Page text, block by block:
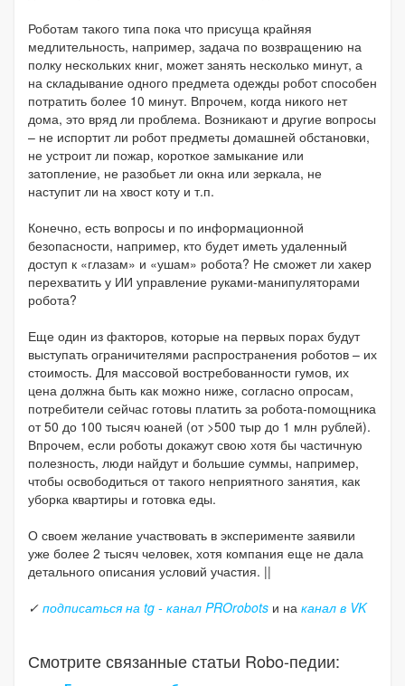
Роботам такого типа пока что присуща крайняя
медлительность, например, задача по возвращению на
полку нескольких книг, может занять несколько минут, а
на складывание одного предмета одежды робот способен
потратить более 10 минут. Впрочем, когда никого нет
дома, это вряд ли проблема. Возникают и другие вопросы
– не испортит ли робот предметы домашней обстановки,
не устроит ли пожар, короткое замыкание или
затопление, не разобьет ли окна или зеркала, не
наступит ли на хвост коту и т.п.
Конечно, есть вопросы и по информационной
безопасности, например, кто будет иметь удаленный
доступ к «глазам» и «ушам» робота? Не сможет ли хакер
перехватить у ИИ управление руками-манипуляторами
робота?
Еще один из факторов, которые на первых порах будут
выступать ограничителями распространения роботов – их
стоимость. Для массовой востребованности гумов, их
цена должна быть как можно ниже, согласно опросам,
потребители сейчас готовы платить за робота-помощника
от 50 до 100 тысяч юаней (от >500 тыр до 1 млн рублей).
Впрочем, если роботы докажут свою хотя бы частичную
полезность, люди найдут и большие суммы, например,
чтобы освободиться от такого неприятного занятия, как
уборка квартиры и готовка еды.
О своем желание участвовать в эксперименте заявили
уже более 2 тысяч человек, хотя компания еще не дала
детального описания условий участия. ||
✓ подписаться на tg - канал PROrobots и на канал в VK
Смотрите связанные статьи Robo-педии: